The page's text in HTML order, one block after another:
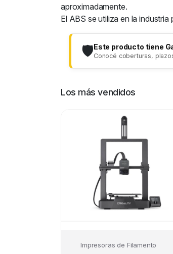
aproximadamente.
El ABS se utiliza en la
🛡️Este producto tiene
Conocé coberturas,
Los más vendidos
Impresoras de Filamento